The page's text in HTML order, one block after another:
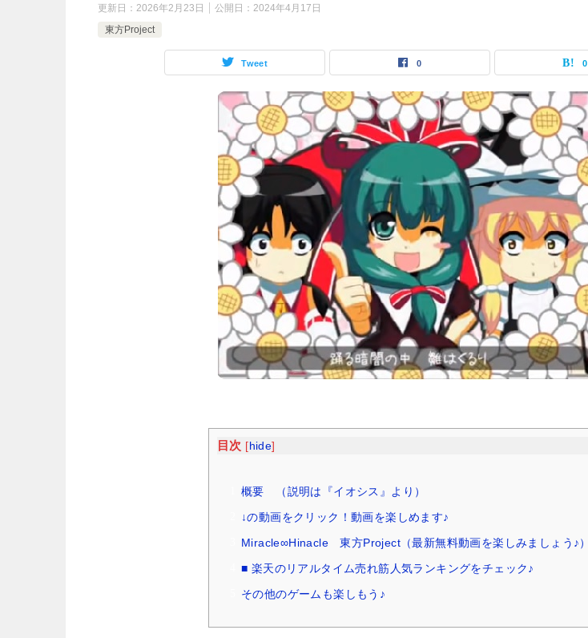
更新日： 2026年2月23日 公開日： 2024年4月17日
東方Project
Tweet 0 0
目次 [hide]
概要 （説明は『イオシス』より）
↓の動画をクリック！動画を楽しめます♪
Miracle∞Hinacle 東方Project（最新無料動画を楽しみましょう♪）
■ 楽天のリアルタイム売れ筋人気ランキングをチェック♪
その他のゲームも楽しもう♪